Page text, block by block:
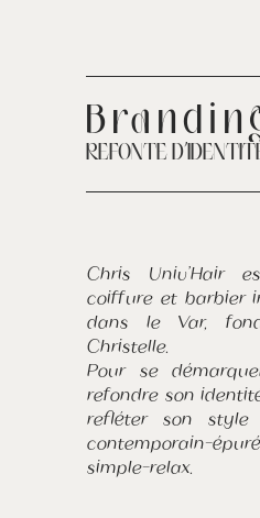
REFONTE
Chris Univ’Hair
coiffure et barbier
dans le Var,
Christelle.
Pour se
refondre son
refléter son
contemporain-
simple-relax.